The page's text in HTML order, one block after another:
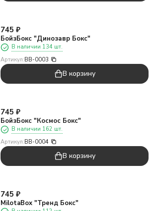
745 ₽
БойзБокс "Динозавр Бокс"
В наличии 134 шт.
Артикул:BB-0003
В корзину
745 ₽
БойзБокс "Космос Бокс"
В наличии 162 шт.
Артикул:BB-0004
В корзину
745 ₽
MilotaBox "Тренд Бокс"